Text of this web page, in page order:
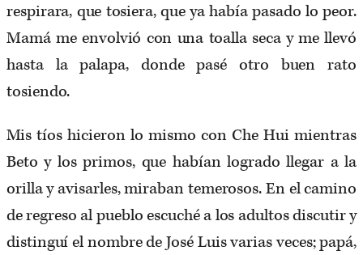
respirara, que tosiera, que ya había pasado lo peor.
Mamá me envolvió con una toalla seca y me llevó
hasta la palapa, donde pasé otro buen rato
tosiendo.
Mis tíos hicieron lo mismo con Che Hui mientras
Beto y los primos, que habían logrado llegar a la
orilla y avisarles, miraban temerosos. En el camino
de regreso al pueblo escuché a los adultos discutir y
distinguí el nombre de José Luis varias veces; papá,